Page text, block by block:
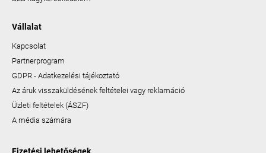
Vállalat
Kapcsolat
Partnerprogram
GDPR - Adatkezelési tájékoztató
Az áruk visszaküldésének feltételei vagy reklamáció
Üzleti feltételek (ÁSZF)
A média számára